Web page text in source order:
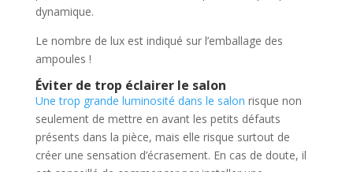
dynamique.
Le nombre de lux est indiqué sur l’emballage des
ampoules !
Éviter de trop éclairer le salon
Une trop grande luminosité dans le salon risque non
seulement de mettre en avant les petits défauts
présents dans la pièce, mais elle risque surtout de
créer une sensation d’écrasement. En cas de doute, il